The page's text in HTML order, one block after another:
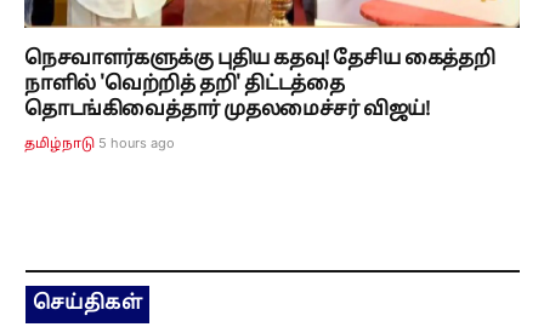
நெசவாளர்களுக்கு புதிய கதவு! தேசிய கைத்தறி
நாளில் 'வெற்றித் தறி' திட்டத்தை
தொடங்கிவைத்தார் முதலமைச்சர் விஜய்!
தமிழ்நாடு 5 hours ago
செய்திகள்